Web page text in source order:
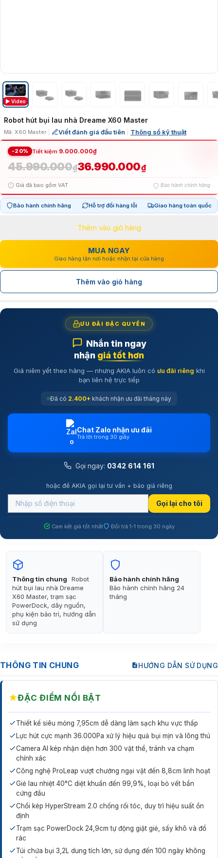
▶ Video
Robot hút bụi lau nhà Dreame X60 Master
Mã: X60 Master Viết đánh giá đầu tiên Thông số kỹ thuật
-20% Tiết kiệm 9.000.000₫
45.990.000₫
Giá
gốc
là:
45.990.000₫.
36.990.000₫
Giá
hiện
tại
36.990.000₫.
Giá đã bao gồm VAT Bảo hành chính hãng
Bảo hành chính hãng Hỗ trợ đổi hàng lỗi Giao hàng toàn quốc
Thêm vào giỏ hàng
MUA NGAY
Giao hàng tận nơi hoặc nhận tại cửa hàng
Thêm vào giỏ hàng
ƯU ĐÃI ĐẶC QUYỀN
Nhắn tin ngay
nhận giá tốt hơn
Giá niêm yết theo hãng — nhưng AKIA luôn có ưu đãi riêng khi
bạn liên hệ trực tiếp
Đã có 2.400+ khách nhận ưu đãi tháng này
Chat Zalo nhận ưu đãi
Trả lời trong 30 giây
Gọi ngay: 0342 614 161
hoặc để AKIA gọi lại tư vấn + báo giá riêng
Gọi lại cho tôi
Cam kết giá tốt nhất Đổi trả 1-1 trong 30 ngày
Thông tin chung
Robot
hút bụi lau nhà Dreame
X60 Master, trạm sạc
PowerDock, dây nguồn,
phụ kiện bảo trì, hướng dẫn
sử dụng
Bảo hành chính hãng
Bảo hành chính hãng 24
tháng
THÔNG TIN CHUNG HƯỚNG DẪN SỬ DỤNG
★ĐẶC ĐIỂM NỔI BẬT
Thiết kế siêu mỏng 7,95cm dễ dàng làm sạch khu vực thấp
Lực hút cực mạnh 36.000Pa xử lý hiệu quả bụi mịn và lông thú
Camera AI kép nhận diện hơn 300 vật thể, tránh va chạm
chính xác
Công nghệ ProLeap vượt chướng ngại vật đến 8,8cm linh hoạt
Giẻ lau nhiệt 40°C diệt khuẩn đến 99,9%, loại bỏ vết bẩn
cứng đầu
Chổi kép HyperStream 2.0 chống rối tóc, duy trì hiệu suất ổn
định
Trạm sạc PowerDock 24,9cm tự động giặt giẻ, sấy khô và đổ
rác
Túi chứa bụi 3,2L dung tích lớn, sử dụng đến 100 ngày không